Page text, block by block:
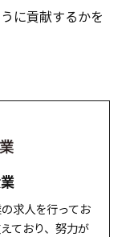
に貢献するかを
求人を行ってお
ており、努力が